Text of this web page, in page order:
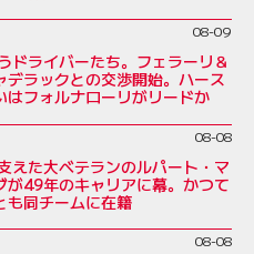
08-09
ドライバーたち。フェラーリ＆
デラックとの交渉開始。ハース
はフォルナローリがリードか
08-08
えた大ベテランのルパート・マ
が49年のキャリアに幕。かつて
も同チームに在籍
08-08